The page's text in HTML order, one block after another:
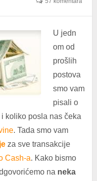
U jedn
om od
prošlih
postova
smo vam
pisali o
koliko posla nas čeka
. Tada smo vam
za sve transakcije
Cash-a. Kako bismo
na neka